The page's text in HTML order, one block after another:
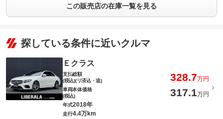
この販売店の在庫一覧を見る
探している条件に近いクルマ
Ｅクラス
支払総額
(税込)(リ済込・追)
328.7万円
車両本体価格
(税込)
317.1万円
年式2018年
走行4.4万km